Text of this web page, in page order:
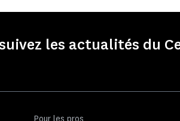
les actualités du